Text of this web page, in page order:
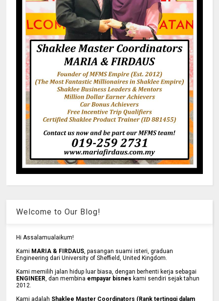
Welcome to Our Blog!
Hi Assalamualaikum!
Kami MARIA & FIRDAUS , pasangan suami isteri, graduan
Engineering dari University of Sheffield, United Kingdom.
Kami memilih jalan hidup luar biasa, dengan berhenti kerja sebagai
ENGINEER , dan membina empayar bisnes kami sendiri sejak tahun
2012.
Kami adalah Shaklee Master Coordinators (Rank tertinggi dalam